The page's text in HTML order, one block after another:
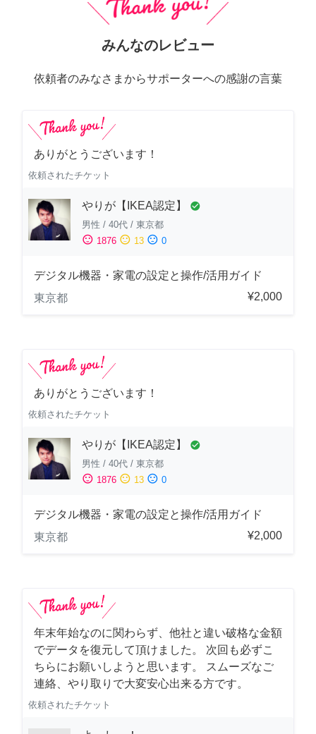
みんなのレビュー
依頼者のみなさまからサポーターへの感謝の言葉
ありがとうございます！
依頼されたチケット
やりが【IKEA認定】 check_circle
男性 / 40代 / 東京都
sentiment_satisfied 1876 sentiment_neutral 13 sentiment_dissatisfied 0
デジタル機器・家電の設定と操作/活用ガイド
東京都
¥2,000
ありがとうございます！
依頼されたチケット
やりが【IKEA認定】 check_circle
男性 / 40代 / 東京都
sentiment_satisfied 1876 sentiment_neutral 13 sentiment_dissatisfied 0
デジタル機器・家電の設定と操作/活用ガイド
東京都
¥2,000
年末年始なのに関わらず、他社と違い破格な金額
でデータを復元して頂けました。 次回も必ずこ
ちらにお願いしようと思います。 スムーズなご
連絡、やり取りで大変安心出来る方です。
依頼されたチケット